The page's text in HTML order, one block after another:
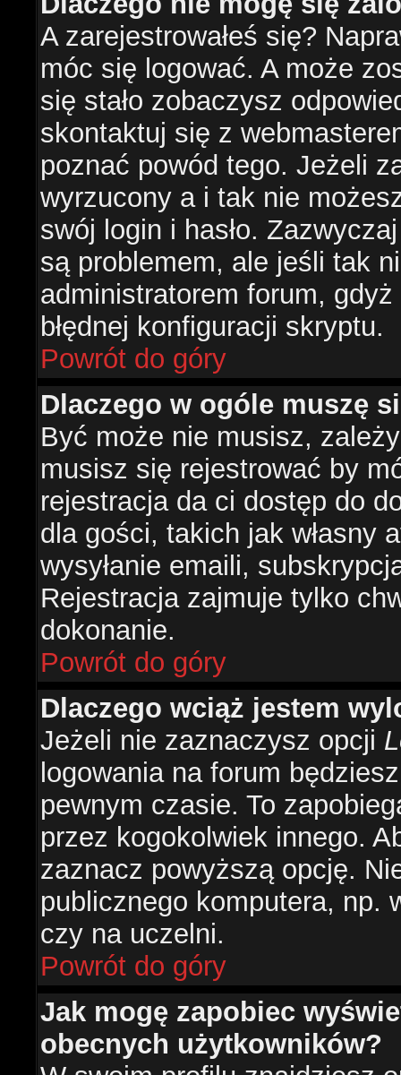
A zarejestrowałeś się?
móc się logować. A może
się stało zobaczysz
skontaktuj się z
poznać powód tego. Jeżeli
wyrzucony a i tak nie
swój login i hasło.
są problemem, ale jeśli tak
administratorem forum,
błędnej konfiguracji skryptu.
Powrót do góry
Dlaczego w ogóle muszę
Być może nie musisz,
musisz się rejestrować by
rejestracja da ci dostęp do
dla gości, takich jak własny
wysyłanie emaili,
Rejestracja zajmuje tylko
dokonanie.
Powrót do góry
Dlaczego wciąż jestem
Jeżeli nie zaznaczysz opcji
logowania na forum
pewnym czasie. To
przez kogokolwiek innego.
zaznacz powyższą opcję.
publicznego komputera, np.
czy na uczelni.
Powrót do góry
Jak mogę zapobiec
obecnych użytkowników?